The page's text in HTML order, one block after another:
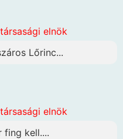
elnök
Lőrinc...
elnök
fing kell....